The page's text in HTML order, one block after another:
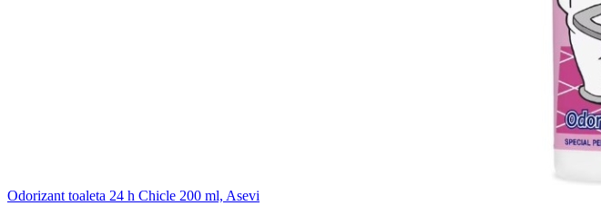
Odorizant toaleta 24 h Chicle 200 ml, Asevi